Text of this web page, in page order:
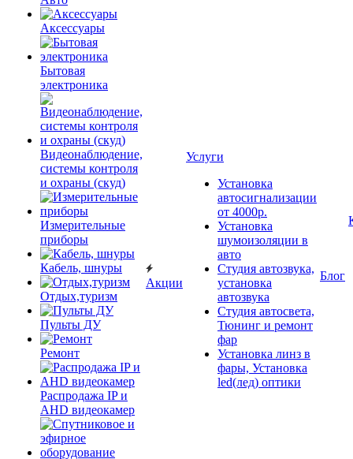
Аксессуары
Бытовая
электроника
Видеонаблюдение,
системы контроля
и охраны (скуд)
Измерительные
приборы
Кабель, шнуры
Отдых,туризм
Пульты ДУ
Ремонт
Распродажа IP и
AHD видеокамер
Акции
Услуги
Установка
автосигнализации
от 4000р.
Установка
шумоизоляции в
авто
Студия автозвука,
установка
автозвука
Студия автосвета,
Тюнинг и ремонт
фар
Установка линз в
фары, Установка
led(лед) оптики
Блог